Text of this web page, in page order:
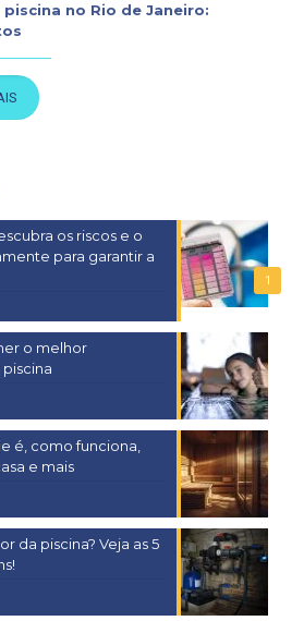
no Rio de Janeiro:
1
os riscos e o
para garantir a
o melhor
é, como funciona,
e mais
da piscina? Veja as 5